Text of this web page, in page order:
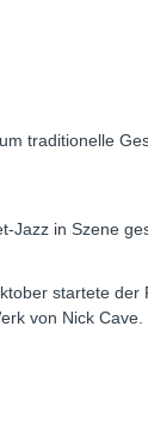
traditionelle
Jazz in Szene
startete der
von Nick Cave.